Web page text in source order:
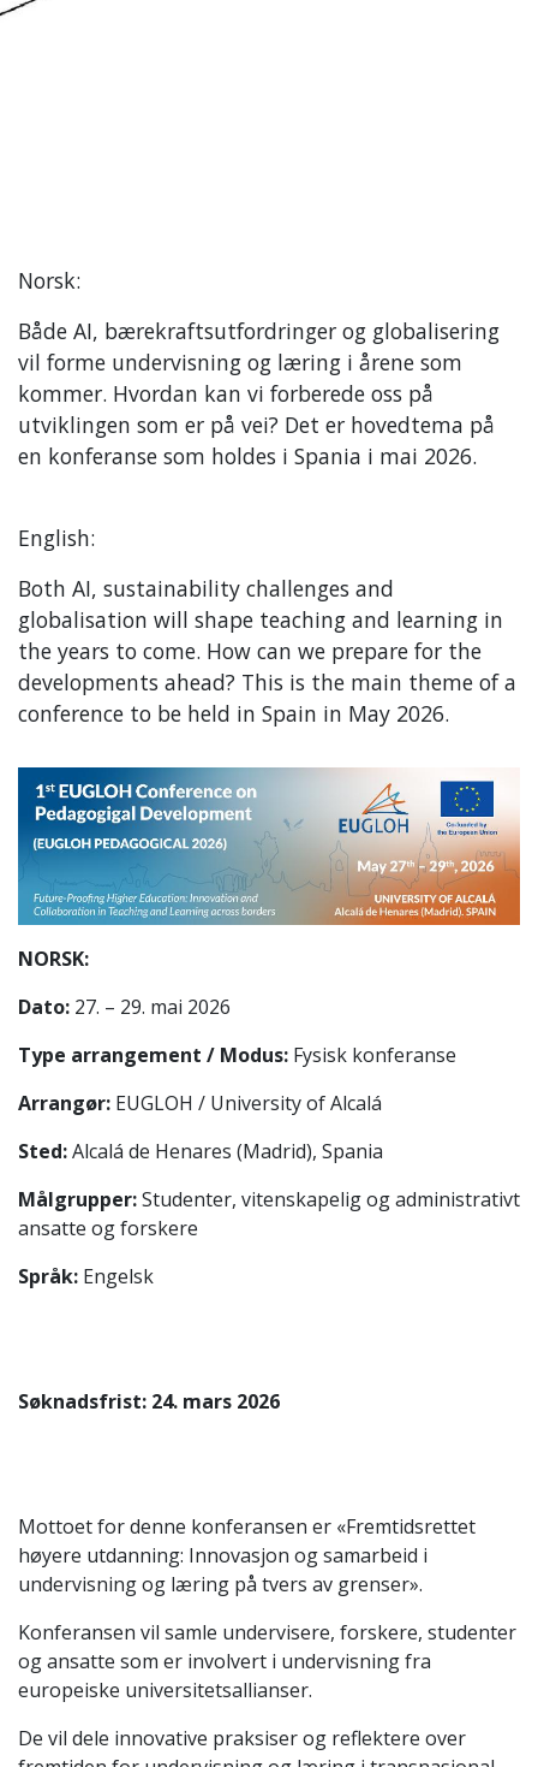
Norsk:
Både AI, bærekraftsutfordringer og globalisering
vil forme undervisning og læring i årene som
kommer. Hvordan kan vi forberede oss på
utviklingen som er på vei? Det er hovedtema på
en konferanse som holdes i Spania i mai 2026.
English:
Both AI, sustainability challenges and
globalisation will shape teaching and learning in
the years to come. How can we prepare for the
developments ahead? This is the main theme of a
conference to be held in Spain in May 2026.
NORSK:
Dato: 27. – 29. mai 2026
Type arrangement / Modus: Fysisk konferanse
Arrangør: EUGLOH / University of Alcalá
Sted:Alcalá de Henares (Madrid), Spania
Målgrupper:Studenter, vitenskapelig og administrativt
ansatte og forskere
Språk: Engelsk
Søknadsfrist: 24. mars 2026
Mottoet for denne konferansen er «Fremtidsrettet
høyere utdanning: Innovasjon og samarbeid i
undervisning og læring på tvers av grenser».
Konferansen vil samle undervisere, forskere, studenter
og ansatte som er involvert i undervisning fra
europeiske universitetsallianser.
De vil dele innovative praksiser og reflektere over